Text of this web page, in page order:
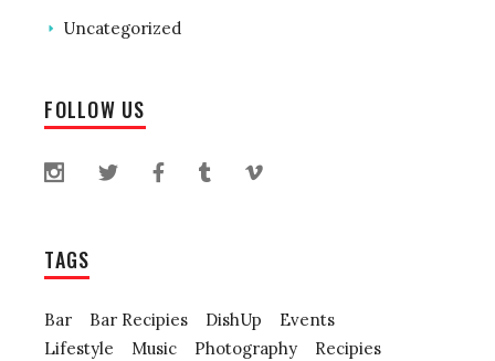
Uncategorized
FOLLOW US
TAGS
Bar Bar Recipies DishUp
Events
Lifestyle
Music Photography
Recipies